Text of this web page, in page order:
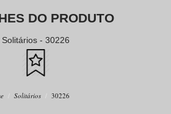
DO PRODUTO
Solitários - 30226
Solitários 30226